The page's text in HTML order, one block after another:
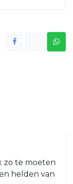
zo te moeten
helden van